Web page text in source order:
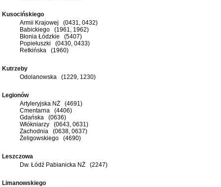
Kusocińskiego
Armii Krajowej (0431, 0432)
Babickiego (1961, 1962)
Błonia Łódzkie (5407)
Popiełuszki (0430, 0433)
Retkińska (1960)
Kutrzeby
Odolanowska (1229, 1230)
Legionów
Artyleryjska NŻ (4691)
Cmentarna (4406)
Gdańska (0636)
Włókniarzy (0643, 0631)
Zachodnia (0638, 0637)
Żeligowskiego (4690)
Leszczowa
Dw. Łódź Pabianicka NŻ (2247)
Limanowskiego